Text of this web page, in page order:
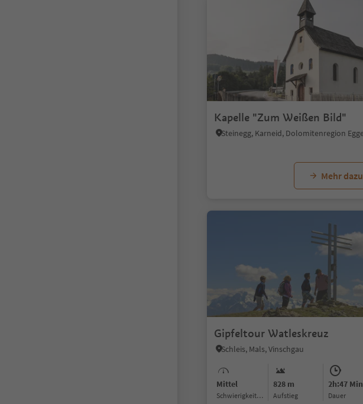
Kapelle "Zum Weißen Bild"
Mehr dazu
Gipfeltour Watleskreuz
Schleis, Mals, Vinschgau
Mittel
Schwierigkeitsgrad
828 m
Aufstieg
2h:47 Min
Dauer